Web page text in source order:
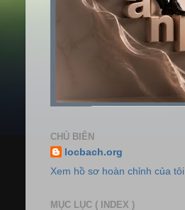
CHỦ BIÊN
locbach.org
Xem hồ sơ hoàn chỉnh của tôi
MỤC LỤC ( INDEX )